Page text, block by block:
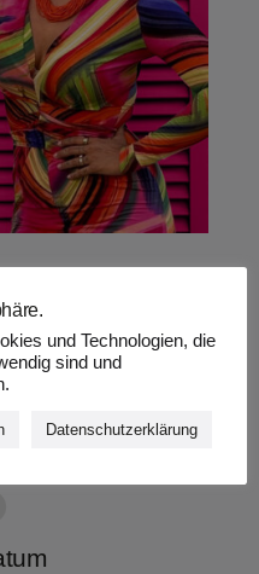
SAGT
BORA
und Technologien, die
sind und
Datenschutzerklärung